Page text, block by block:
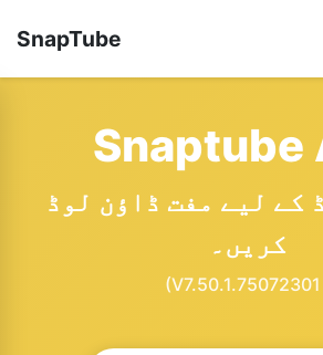
SnapTube
Snaptube
کے لیے مفت ڈاؤن لوڈ
کریں۔